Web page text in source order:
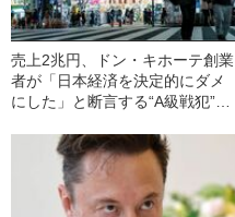
売上2兆円、ドン・キホーテ創業
者が「日本経済を決定的にダメ
にした」と断言する“A級戦犯”と